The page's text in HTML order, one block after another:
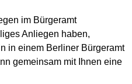
im Bürgeramt
Anliegen haben,
in einem Berliner Bürgeramt
gemeinsam mit Ihnen eine